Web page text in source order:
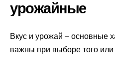
урожайные
Вкус и урожай – основные
важны при выборе того или